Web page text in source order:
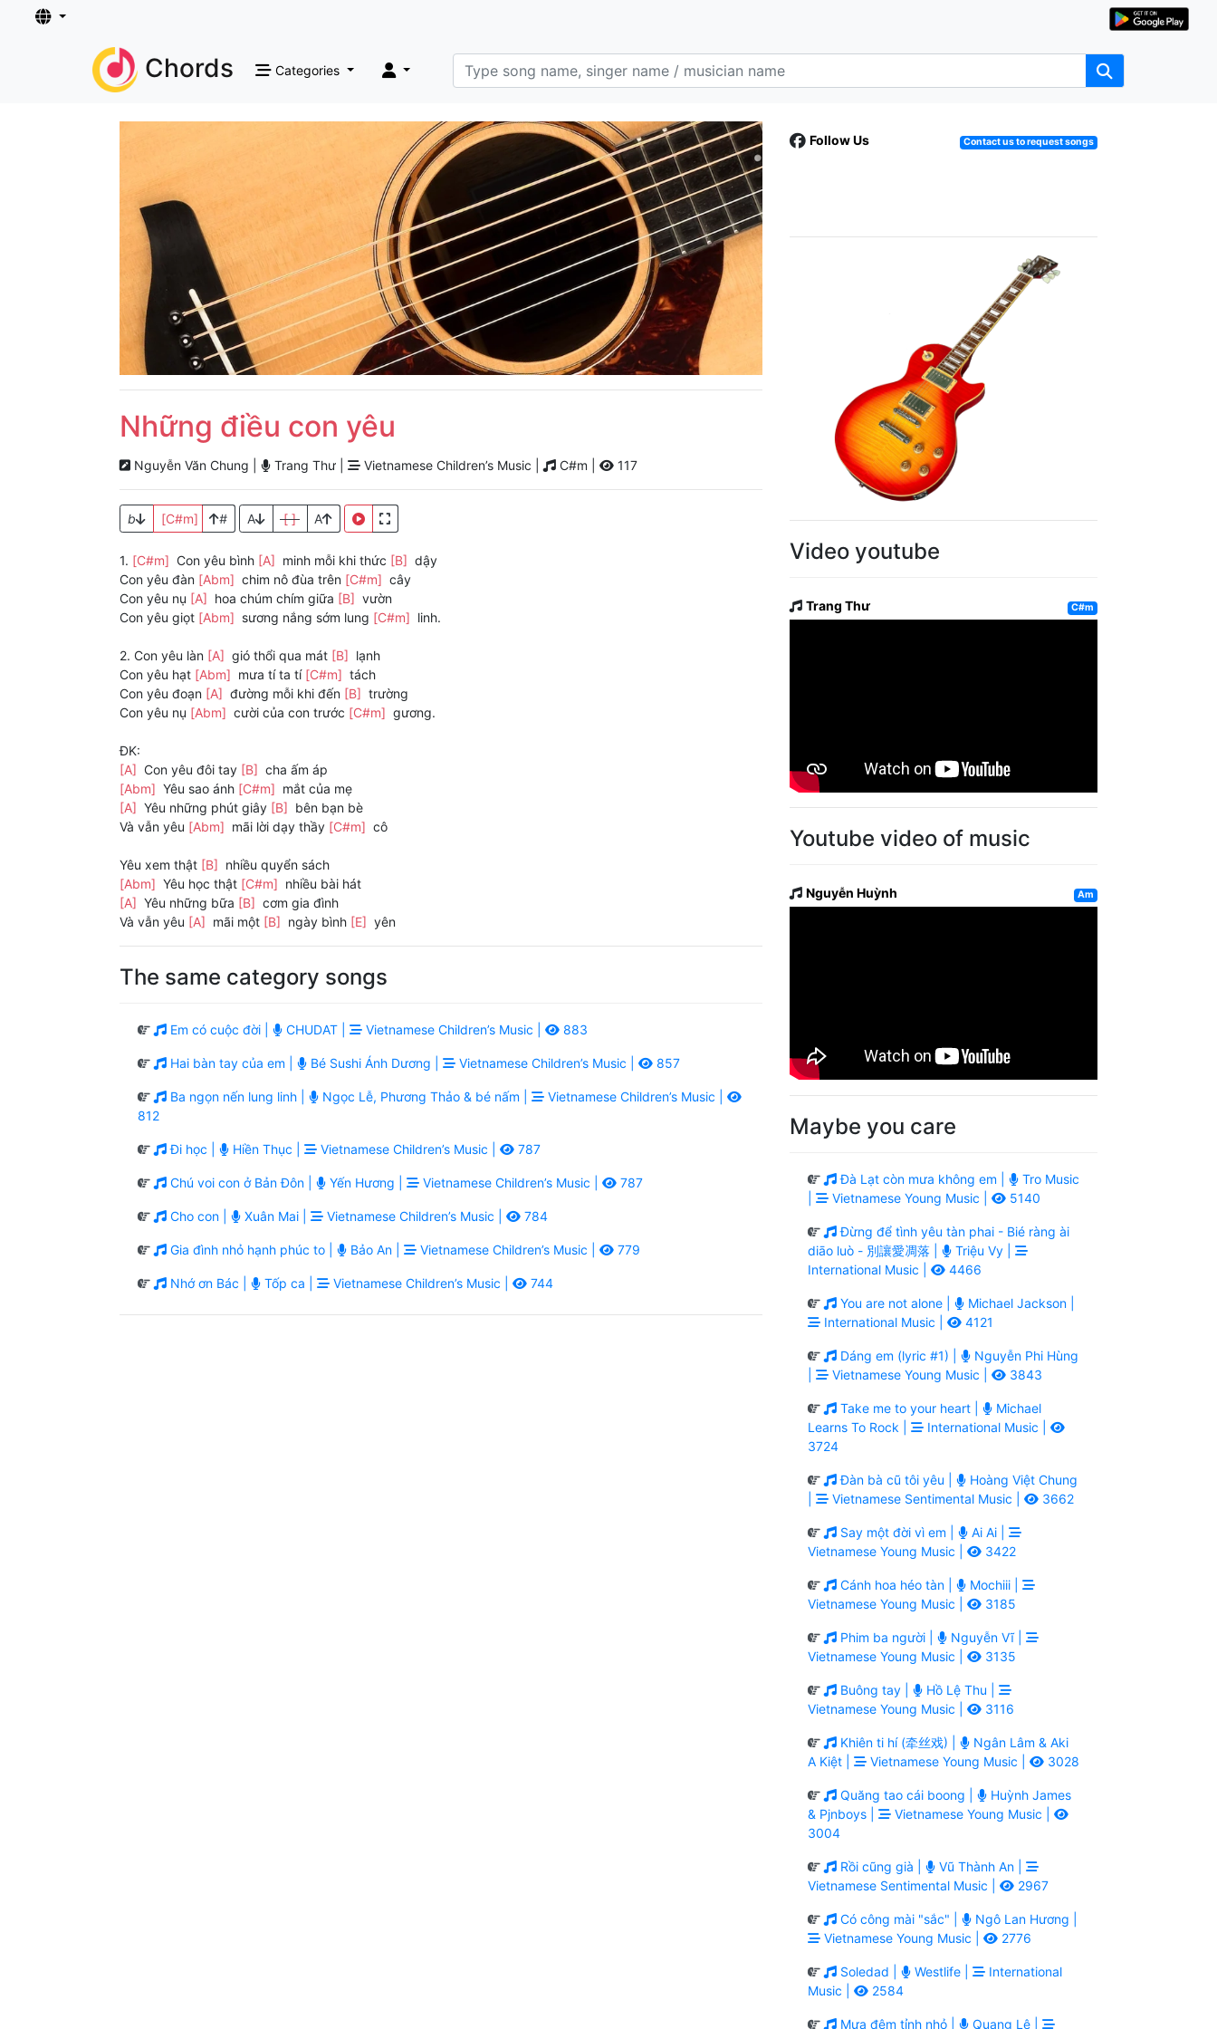
Chords Categories
Những điều con yêu
Nguyễn Văn Chung | Trang Thư | Vietnamese Children’s Music | C#m | 117
b [C#m] # A [ ] A
1. [C#m] Con yêu bình [A] minh mỗi khi thức [B] dậy
Con yêu đàn [Abm] chim nô đùa trên [C#m] cây
Con yêu nụ [A] hoa chúm chím giữa [B] vườn
Con yêu giọt [Abm] sương nắng sớm lung [C#m] linh.
2. Con yêu làn [A] gió thổi qua mát [B] lạnh
Con yêu hạt [Abm] mưa tí ta tí [C#m] tách
Con yêu đoạn [A] đường mỗi khi đến [B] trường
Con yêu nụ [Abm] cười của con trước [C#m] gương.
ĐK:
[A] Con yêu đôi tay [B] cha ấm áp
[Abm] Yêu sao ánh [C#m] mắt của mẹ
[A] Yêu những phút giây [B] bên bạn bè
Và vẫn yêu [Abm] mãi lời dạy thầy [C#m] cô
Yêu xem thật [B] nhiều quyển sách
[Abm] Yêu học thật [C#m] nhiều bài hát
[A] Yêu những bữa [B] cơm gia đình
Và vẫn yêu [A] mãi một [B] ngày bình [E] yên
The same category songs
Em có cuộc đời | CHUDAT | Vietnamese Children’s Music | 883
Hai bàn tay của em | Bé Sushi Ánh Dương | Vietnamese Children’s Music | 857
Ba ngọn nến lung linh | Ngọc Lễ, Phương Thảo & bé nấm |
Vietnamese Children’s Music |
812
Đi học | Hiền Thục | Vietnamese Children’s Music | 787
Chú voi con ở Bản Đôn | Yến Hương | Vietnamese Children’s Music | 787
Cho con | Xuân Mai | Vietnamese Children’s Music | 784
Gia đình nhỏ hạnh phúc to | Bảo An | Vietnamese Children’s Music | 779
Nhớ ơn Bác | Tốp ca | Vietnamese Children’s Music | 744
Follow Us Contact us to request songs
Video youtube
Trang Thư C#m
Youtube video of music
Nguyễn Huỳnh Am
Maybe you care
Đà Lạt còn mưa không em |
Tro Music
Vietnamese Young Music | 5140
Đừng để tình yêu tàn phai - Bié ràng ài
diāo luò - 別讓愛凋落 |
Triệu Vy |
International Music |
4466
You are not alone |
Michael Jackson |
International Music |
4121
Dáng em (lyric #1) |
Nguyễn Phi Hùng
Vietnamese Young Music | 3843
Take me to your heart |
Michael
Learns To Rock |
International Music |
3724
Đàn bà cũ tôi yêu |
Hoàng Việt Chung
Vietnamese Sentimental Music | 3662
Say một đời vì em |
Ai Ai |
Vietnamese Young Music |
3422
Cánh hoa héo tàn |
Mochiii |
Vietnamese Young Music |
3185
Phim ba người |
Nguyễn Vĩ |
Vietnamese Young Music |
3135
Buông tay |
Hồ Lệ Thu |
Vietnamese Young Music |
3116
Khiên ti hí (牵丝戏) |
Ngân Lâm & Aki
A Kiệt |
Vietnamese Young Music | 3028
Quăng tao cái boong |
Huỳnh James
& Pjnboys |
Vietnamese Young Music |
3004
Rồi cũng già |
Vũ Thành An |
Vietnamese Sentimental Music |
2967
Có công mài "sắc" |
Ngô Lan Hương |
Vietnamese Young Music |
2776
Soledad | Westlife |
International
Music |
2584
Mưa đêm tỉnh nhỏ | Quang Lê |